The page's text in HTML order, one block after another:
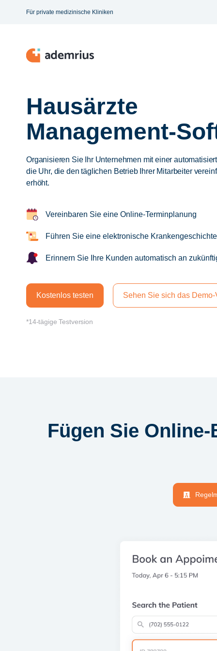
Für private medizinische Kliniken
Hausärzte
Management-
Organisieren Sie Ihr Unternehmen mit einer
die Uhr, die den täglichen Betrieb Ihrer Mitarbeiter
erhöht.
Vereinbaren Sie eine Online-Terminplanung
Führen Sie eine elektronische
Erinnern Sie Ihre Kunden automatisch an
Kostenlos testen Sehen Sie sich das
*14-tägige Testversion
Fügen Sie